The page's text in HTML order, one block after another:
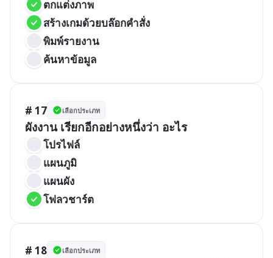
ตกแต่งภาพ
สร้างเกมด้วยบล๊อกคำสั่ง
พิมพ์รายงาน
ค้นหาข้อมูล
# 17 เลือกประเภท
ผังงาน เรียกอีกอย่างหนึ่งว่า อะไร
โปรไฟล์
แผนภูมิ
แผนผัง
โฟลวชาร์ต
# 18 เลือกประเภท